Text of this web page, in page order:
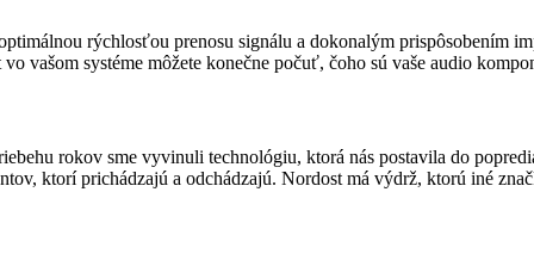
rýchlosťou prenosu signálu a dokonalým prispôsobením
systéme môžete konečne počuť, čoho sú vaše audio
rokov sme vyvinuli technológiu, ktorá nás postavila do
ktorí prichádzajú a odchádzajú. Nordost má výdrž, ktorú iné